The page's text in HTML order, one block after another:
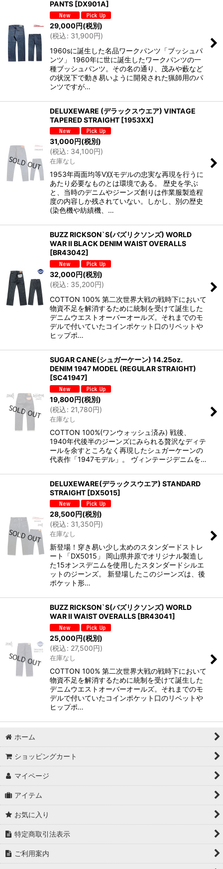
PANTS [DX901A]
29,000円(税別)
(税込: 31,900円)
1960sに誕生した名品ワークパンツ「ブッシュパ
ンツ」 1960年に世に誕生したワークパンツの一
種ブッシュパンツ。その名の通り、茂みや藪など
の状況下で動き易いように開発された猟師用のパ
ンツですが…
DELUXEWARE (デラックスウエア) VINTAGE
TAPERED STRAIGHT [1953XX]
31,000円(税別)
(税込: 34,100円)
在庫なし
1953年両面均等V〷モデルの忠実な再現を行うに
あたり必要なものとは環境である。 歴史を学ぶ
と、当時のデニムやジーンズ創りは作業服製造程
度の内容しか残されていない。しかし、別の歴史
(染色機や紡績機、…
BUZZ RICKSON`S(バズリクソンズ) WORLD
WAR II BLACK DENIM WAIST OVERALLS
[BR43042]
32,000円(税別)
(税込: 35,200円)
COTTON 100% 第二次世界大戦の戦時下において
物資不足を解消するために統制を受けて誕生した
デニムウエストオーバーオールズ。それまでのモ
デルで付いていたコインポケット口のリベットや
ヒップポ…
SUGAR CANE(シュガーケーン) 14.25oz.
DENIM 1947 MODEL (REGULAR STRAIGHT)
[SC41947]
19,800円(税別)
(税込: 21,780円)
在庫なし
COTTON 100%(ワンウォッシュ済み) 戦後、
1940年代後半のジーンズにみられる贅沢なディテ
ールを余すところなく再現したシュガーケーンの
代表作「1947モデル」。 ヴィンテージデニムを…
DELUXEWARE(デラックスウエア) STANDARD
STRAIGHT [DX5015]
28,500円(税別)
(税込: 31,350円)
在庫なし
新登場！穿き易い少し太めのスタンダードストレ
ート「DX5015」 岡山県井原でオリジナル製造し
た15オンスデニムを使用したスタンダードシルエ
ットのジーンズ。 新登場したこのジーンズは、後
ポケット形…
BUZZ RICKSON`S(バズリクソンズ) WORLD
WAR II WAIST OVERALLS [BR43041]
25,000円(税別)
(税込: 27,500円)
在庫なし
COTTON 100% 第二次世界大戦の戦時下において
物資不足を解消するために統制を受けて誕生した
デニムウエストオーバーオールズ。それまでのモ
デルで付いていたコインポケット口のリベットや
ヒップポ…
ホーム
ショッピングカート
マイページ
アイテム
お気に入り
特定商取引法表示
ご利用案内